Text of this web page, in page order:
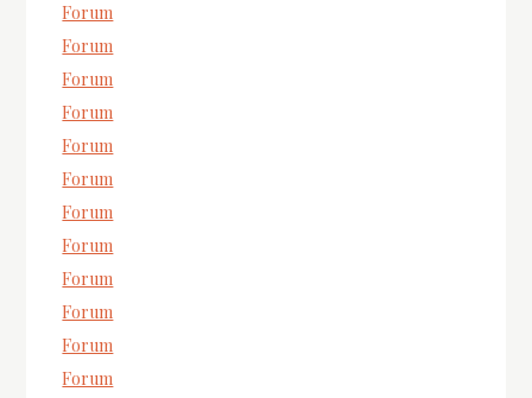
Forum
Forum
Forum
Forum
Forum
Forum
Forum
Forum
Forum
Forum
Forum
Forum